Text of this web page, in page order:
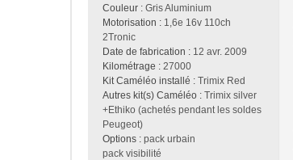
Couleur : Gris Aluminium
Motorisation : 1,6e 16v 110ch
2Tronic
Date de fabrication : 12 avr. 2009
Kilométrage : 27000
Kit Caméléo installé : Trimix Red
Autres kit(s) Caméléo : Trimix silver
+Ethiko (achetés pendant les soldes
Peugeot)
Options : pack urbain
pack visibilité